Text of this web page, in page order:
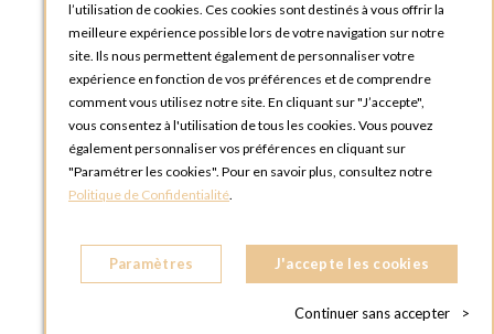
Rue du Clos Tellier
76800 Saint-Etienne-du-Rouvray
FRANCE
Téléphone :+33 2 35 08 38 53
OPTIONS TOULOUSE
6 rue Gaye Marie, ZAC de Saint-Martin du Touch
31300 Toulouse
FRANCE
OPTIONS MC
l’utilisation de cookies. Ces cookies sont destinés à vous offrir la
meilleure expérience possible lors de votre navigation sur notre
site. Ils nous permettent également de personnaliser votre
expérience en fonction de vos préférences et de comprendre
comment vous utilisez notre site. En cliquant sur "J’accepte",
vous consentez à l'utilisation de tous les cookies. Vous pouvez
également personnaliser vos préférences en cliquant sur
"Paramétrer les cookies". Pour en savoir plus, consultez notre
Politique de Confidentialité.
Paramètres J'accepte les cookies
Continuer sans accepter >